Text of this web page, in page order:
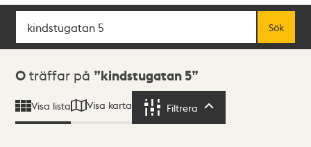
Sök
Sök
Sökresultat
0 träffar på kindstugatan 5
Visa lista Visa karta Filtrera